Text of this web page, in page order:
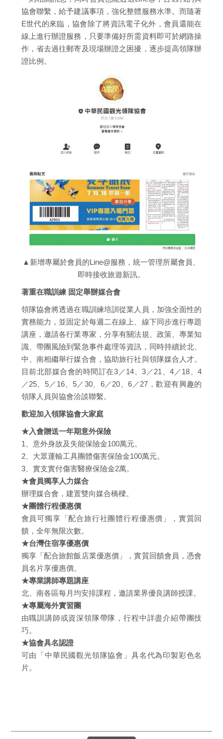
協會聯繫，給予建議事項，強化整體服務水準。而隨著
E世代的來臨，協會除了將資訊電子化外，會員還能在
線上進行辦證服務，只要準備好所需資料即可於網路操
作，省去過往郵寄及現場辦證之困擾，逐步提高領隊辦
證比例。
▲新增專屬於會員的Line@服務，統一管理所屬會員、
即時接收旅遊新訊。
著重在職訓練 固定舉辦媒合會
領隊協會將透過在職訓練培訓從業人員，加強全面性的
實務能力，並固定於每週二在線上、線下同步進行專題
講座，邀請各行業專家，分享有關法規、政策、專業知
識、帶團風險到緊急事件處理等資訊，同時持續於北、
中、南相繼舉行媒合會，協助旅行社與領隊媒合人才。
目前北部媒合會的時間訂在3／14、3／21、4／18、4
／25、5／16、5／30、6／20、6／27，歡迎有興趣的
領隊人員與協會洽談聯繫。
歡迎加入領隊協會大家庭
★入會贈送一年期意外保險
1、意外身故及失能保險金100萬元。
2、大眾運輸工具團體傷害保險金100萬元。
3、實支實付傷害醫療保險金2萬。
★會員獨享人力媒合
辦理媒合會，建置雙向媒合橋樑。
★團體行程優惠價
會員可獨享「配合旅行社團體行程優惠價」，實質回
饋，全年無限次數。
★台灣住宿享優惠價
獨享「配合旅館飯店業優惠價」，實質回饋會員，憑會
員名片享優惠價。
★專業講師專題講座
北、南各區每月均安排課程，邀請業界優良講師授課。
★專屬海外實習團
由職訓講師或資深領隊帶隊，行程中詳盡介紹帶團技
巧。
★協會具名認證
可由「中華民國觀光領隊協會」具名代為印製彩色名
片。